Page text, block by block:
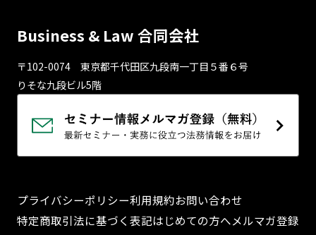
Business & Law 合同会社
〒102-0074 東京都千代⽥区九段南⼀丁⽬５番６号
りそな九段ビル5階
プライバシーポリシー利用規約お問い合わせ
特定商取引法に基づく表記はじめての方へメルマガ登録